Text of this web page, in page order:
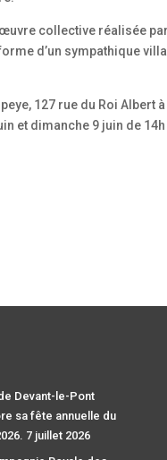
collective réalisée
d’un sympathique
127 rue du Roi Albert
et dimanche 9 juin de
Devant-le-Pont
sa fête annuelle du
7 juillet 2026